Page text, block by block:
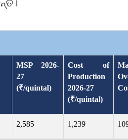
MSP 2026-
27
(₹/quintal)
Cost of
Production
2026-27
(₹/quintal)
2,585 1,239